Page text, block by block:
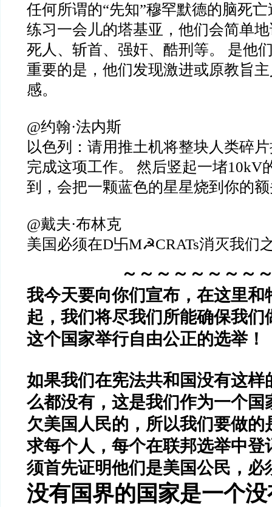
任何所谓的“先知”穆罕默德的脑死
练习一会儿的塔基亚，他们会简单
死人、斩首、强奸、酷刑等。 是他
重要的是，他们发现激进或原教旨
感。
@约翰·法内斯
以色列：请用推土机将整块人类碎
完成这项工作。 然后竖起一堵10kV
到，会把一颗蓝色的星星烧到你的
@戴夫·布林克
美国必须在D卐M☭CRATs消灭我们
～～～～～～～～
我今天要向你们宣布，在这里和
起，我们将尽我们所能确保我们
这个国家举行自由公正的选举！
如果我们在宪法共和国没有这样
么都没有，这是我们作为一个国
欠美国人民的，所以我们要做的
求每个人，每个在联邦选举中登
须首先证明他们是美国公民，必
没有国界的国家是一个